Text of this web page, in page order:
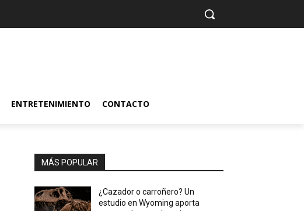
ENTRETENIMIENTO CONTACTO
MÁS POPULAR
¿Cazador o carroñero? Un
estudio en Wyoming aporta